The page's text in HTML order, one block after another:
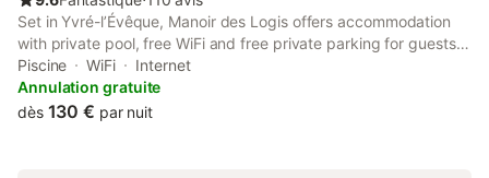
Set in Yvré-lʼÉvêque, Manoir des Logis offers accommodation
with private pool, free WiFi and free private parking for guests
who drive. The property features pool views and is 7.1 km from
Le Mans Circuit and 7.5 km from Antarès.
Piscine WiFi
Internet
Annulation gratuite
dès 130 € par nuit